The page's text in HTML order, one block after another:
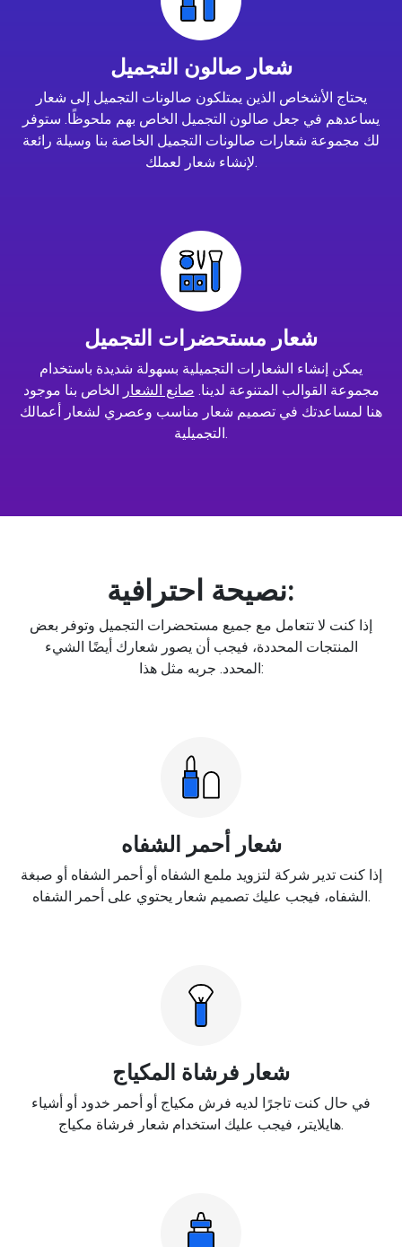
شعار صالون التجميل
يحتاج الأشخاص الذين يمتلكون صالونات التجميل إلى شعار
يساعدهم في جعل صالون التجميل الخاص بهم ملحوظًا. ستوفر
لك مجموعة شعارات صالونات التجميل الخاصة بنا وسيلة رائعة
لإنشاء شعار لعملك.
شعار مستحضرات التجميل
يمكن إنشاء الشعارات التجميلية بسهولة شديدة باستخدام
مجموعة القوالب المتنوعة لدينا. صانع الشعار الخاص بنا موجود
هنا لمساعدتك في تصميم شعار مناسب وعصري لشعار أعمالك
التجميلية.
نصيحة احترافية:
إذا كنت لا تتعامل مع جميع مستحضرات التجميل وتوفر بعض
المنتجات المحددة، فيجب أن يصور شعارك أيضًا الشيء
المحدد. جربه مثل هذا:
شعار أحمر الشفاه
إذا كنت تدير شركة لتزويد ملمع الشفاه أو أحمر الشفاه أو صبغة
الشفاه، فيجب عليك تصميم شعار يحتوي على أحمر الشفاه.
شعار فرشاة المكياج
في حال كنت تاجرًا لديه فرش مكياج أو أحمر خدود أو أشياء
هايلايتر، فيجب عليك استخدام شعار فرشاة مكياج.